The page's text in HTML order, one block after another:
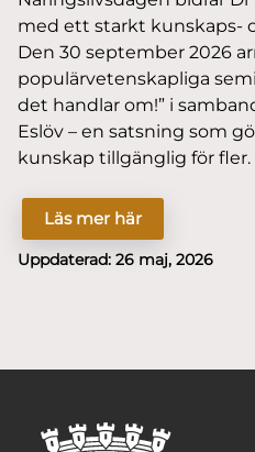
med ett starkt kunskaps-
Den 30 september 2026
populärvetenskapliga
det handlar om!” i
Eslöv – en satsning som
kunskap tillgänglig för fler.
Läs mer här
Uppdaterad: 26 maj, 2026